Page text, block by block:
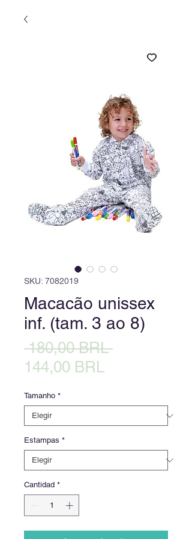
SKU: 7082019
Macacão unissex
inf. (tam. 3 ao 8)
180,00 BRL Precio
144,00 BRLPrecio
oferta
Tamanho *
Estampas *
Cantidad *